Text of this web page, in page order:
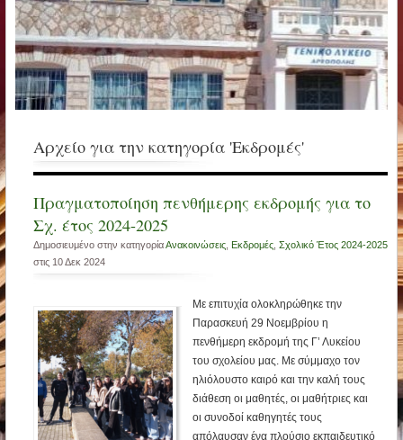
Αρχείο για την κατηγορία 'Εκδρομές'
Πραγματοποίηση πενθήμερης εκδρομής για το
Σχ. έτος 2024-2025
Δημοσιευμένο στην κατηγορίαΑνακοινώσεις, Εκδρομές, Σχολικό Έτος 2024-2025
στις 10 Δεκ 2024
Με επιτυχία ολοκληρώθηκε την
Παρασκευή 29 Νοεμβρίου η
πενθήμερη εκδρομή της Γ’ Λυκείου
του σχολείου μας. Με σύμμαχο τον
ηλιόλουστο καιρό και την καλή τους
διάθεση οι μαθητές, οι μαθήτριες και
οι συνοδοί καθηγητές τους
απόλαυσαν ένα πλούσιο εκπαιδευτικό